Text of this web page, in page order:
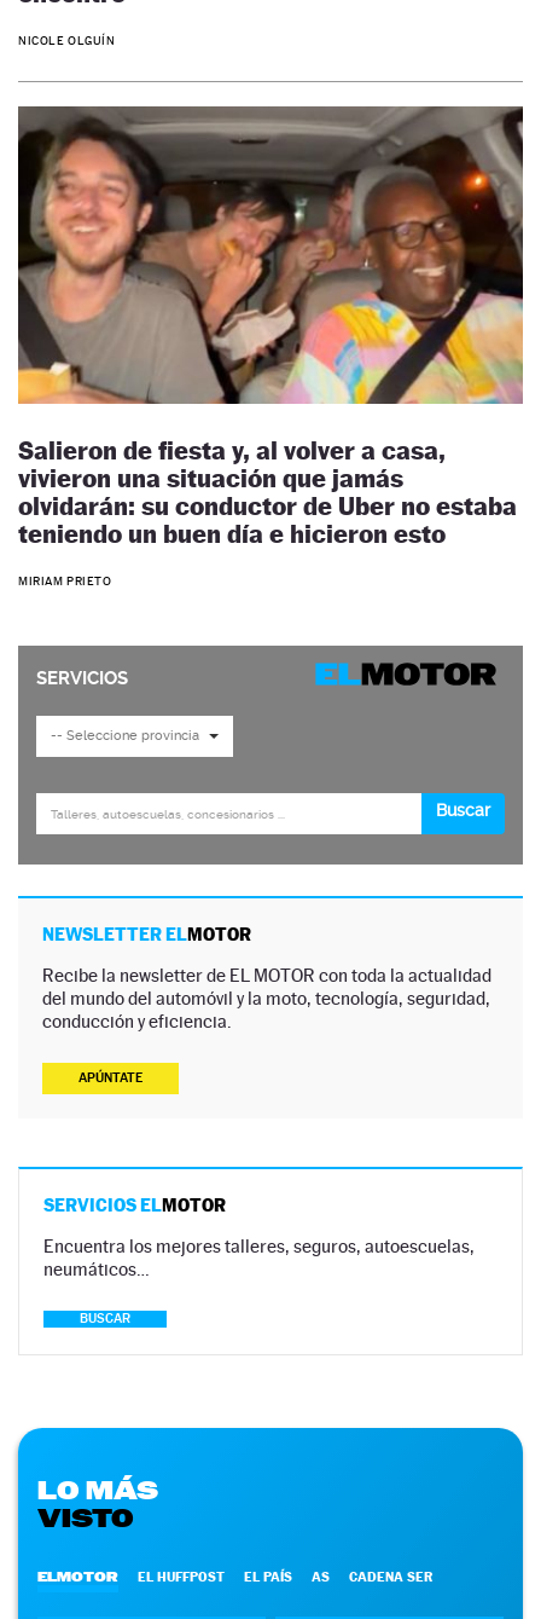
NICOLE OLGUÍN
Salieron de fiesta y, al volver a casa,
vivieron una situación que jamás
olvidarán: su conductor de Uber no estaba
teniendo un buen día e hicieron esto
MIRIAM PRIETO
NEWSLETTER ELMOTOR
Recibe la newsletter de EL MOTOR con toda la actualidad
del mundo del automóvil y la moto, tecnología, seguridad,
conducción y eficiencia.
APÚNTATE
SERVICIOS ELMOTOR
Encuentra los mejores talleres, seguros, autoescuelas,
neumáticos…
BUSCAR
LO MÁS
VISTO
ELMOTOR EL HUFFPOST EL PAÍS AS CADENA SER